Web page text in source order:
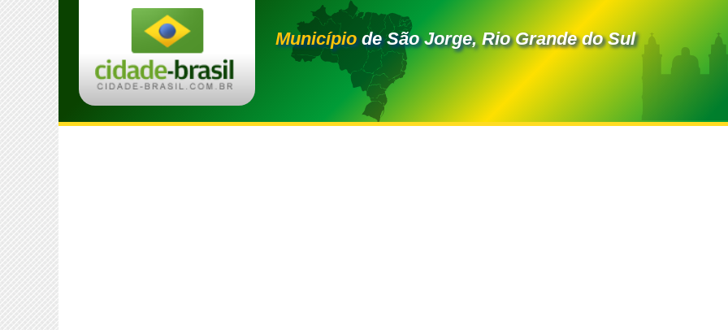
Municípiode São Jorge, Rio Grande do Sul